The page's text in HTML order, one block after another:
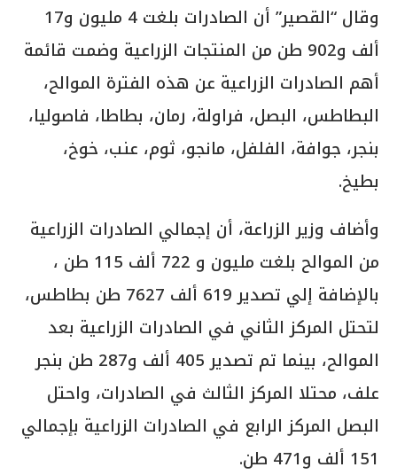
وقال “القصير” أن الصادرات بلغت 4 مليون و17
ألف و902 طن من المنتجات الزراعية وضمت قائمة
أهم الصادرات الزراعية عن هذه الفترة الموالح،
البطاطس، البصل، فراولة، رمان، بطاطا، فاصوليا،
بنجر، جوافة، الفلفل، مانجو، ثوم، عنب، خوخ،
بطيخ.
وأضاف وزير الزراعة، أن إجمالي الصادرات الزراعية
من الموالح بلغت مليون و 722 ألف 115 طن ،
بالإضافة إلي تصدير 619 ألف 7627 طن بطاطس،
لتحتل المركز الثاني في الصادرات الزراعية بعد
الموالح، بينما تم تصدير 405 ألف و287 طن بنجر
علف، محتلا المركز الثالث في الصادرات، واحتل
البصل المركز الرابع في الصادرات الزراعية بإجمالي
151 ألف و471 طن.